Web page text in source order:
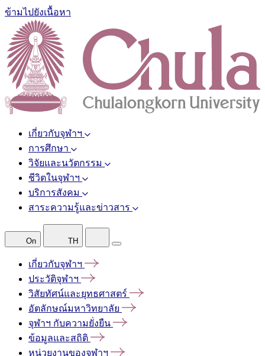
ข้ามไปยังเนื้อหา
เกี่ยวกับจุฬาฯ
การศึกษา
วิจัยและนวัตกรรม
ชีวิตในจุฬาฯ
บริการสังคม
สาระความรู้และข่าวสาร
On TH
เกี่ยวกับจุฬาฯ
ประวัติจุฬาฯ
วิสัยทัศน์และยุทธศาสตร์
อัตลักษณ์มหาวิทยาลัย
จุฬาฯ กับความยั่งยืน
ข้อมูลและสถิติ
หน่วยงานของจุฬาฯ